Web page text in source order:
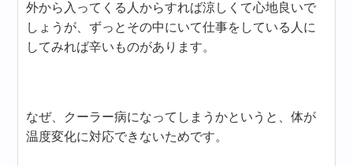
外から入ってくる人からすれば涼しくて心地良いで
しょうが、ずっとその中にいて仕事をしている人に
してみれば辛いものがあります。
なぜ、クーラー病になってしまうかというと、体が
温度変化に対応できないためです。